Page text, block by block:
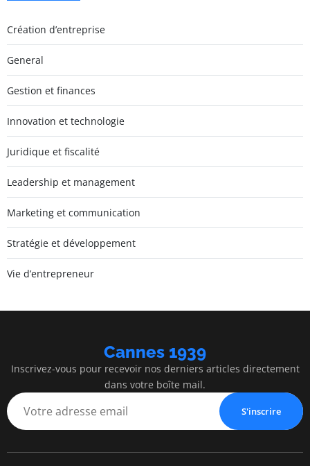
Création d’entreprise
General
Gestion et finances
Innovation et technologie
Juridique et fiscalité
Leadership et management
Marketing et communication
Stratégie et développement
Vie d’entrepreneur
Cannes 1939
Inscrivez-vous pour recevoir nos derniers articles directement
dans votre boîte mail.
S'inscrire